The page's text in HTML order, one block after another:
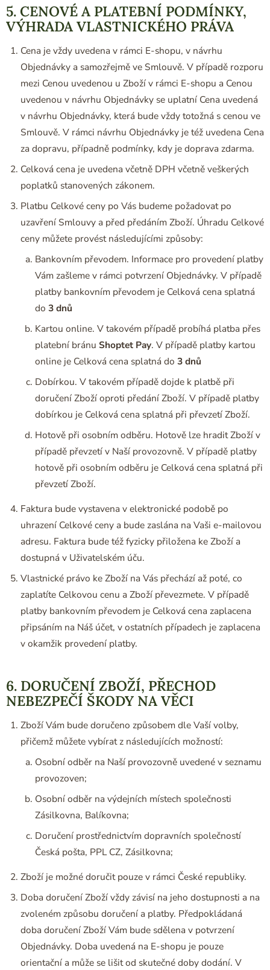
5. CENOVÉ A PLATEBNÍ PODMÍNKY,
VÝHRADA VLASTNICKÉHO PRÁVA
Cena je vždy uvedena v rámci E-shopu, v návrhu
Objednávky a samozřejmě ve Smlouvě. V případě rozporu
mezi Cenou uvedenou u Zboží v rámci E-shopu a Cenou
uvedenou v návrhu Objednávky se uplatní Cena uvedená
v návrhu Objednávky, která bude vždy totožná s cenou ve
Smlouvě. V rámci návrhu Objednávky je též uvedena Cena
za dopravu, případně podmínky, kdy je doprava zdarma.
Celková cena je uvedena včetně DPH včetně veškerých
poplatků stanovených zákonem.
Platbu Celkové ceny po Vás budeme požadovat po
uzavření Smlouvy a před předáním Zboží. Úhradu Celkové
ceny můžete provést následujícími způsoby:
Bankovním převodem. Informace pro provedení platby
Vám zašleme v rámci potvrzení Objednávky. V případě
platby bankovním převodem je Celková cena splatná
do 3 dnů
Kartou online. V takovém případě probíhá platba přes
platební bránu Shoptet Pay. V případě platby kartou
online je Celková cena splatná do 3 dnů
Dobírkou. V takovém případě dojde k platbě při
doručení Zboží oproti předání Zboží. V případě platby
dobírkou je Celková cena splatná při převzetí Zboží.
Hotově při osobním odběru. Hotově lze hradit Zboží v
případě převzetí v Naší provozovně. V případě platby
hotově při osobním odběru je Celková cena splatná při
převzetí Zboží.
Faktura bude vystavena v elektronické podobě po
uhrazení Celkové ceny a bude zaslána na Vaši e-mailovou
adresu. Faktura bude též fyzicky přiložena ke Zboží a
dostupná v Uživatelském úču.
Vlastnické právo ke Zboží na Vás přechází až poté, co
zaplatíte Celkovou cenu a Zboží převezmete. V případě
platby bankovním převodem je Celková cena zaplacena
připsáním na Náš účet, v ostatních případech je zaplacena
v okamžik provedení platby.
6. DORUČENÍ ZBOŽÍ, PŘECHOD
NEBEZPEČÍ ŠKODY NA VĚCI
Zboží Vám bude doručeno způsobem dle Vaší volby,
přičemž můžete vybírat z následujících možností:
Osobní odběr na Naší provozovně uvedené v seznamu
provozoven;
Osobní odběr na výdejních místech společnosti
Zásilkovna, Balíkovna;
Doručení prostřednictvím dopravních společností
Česká pošta, PPL CZ, Zásilkovna;
Zboží je možné doručit pouze v rámci České republiky.
Doba doručení Zboží vždy závisí na jeho dostupnosti a na
zvoleném způsobu doručení a platby. Předpokládaná
doba doručení Zboží Vám bude sdělena v potvrzení
Objednávky. Doba uvedená na E-shopu je pouze
orientační a může se lišit od skutečné doby dodání. V